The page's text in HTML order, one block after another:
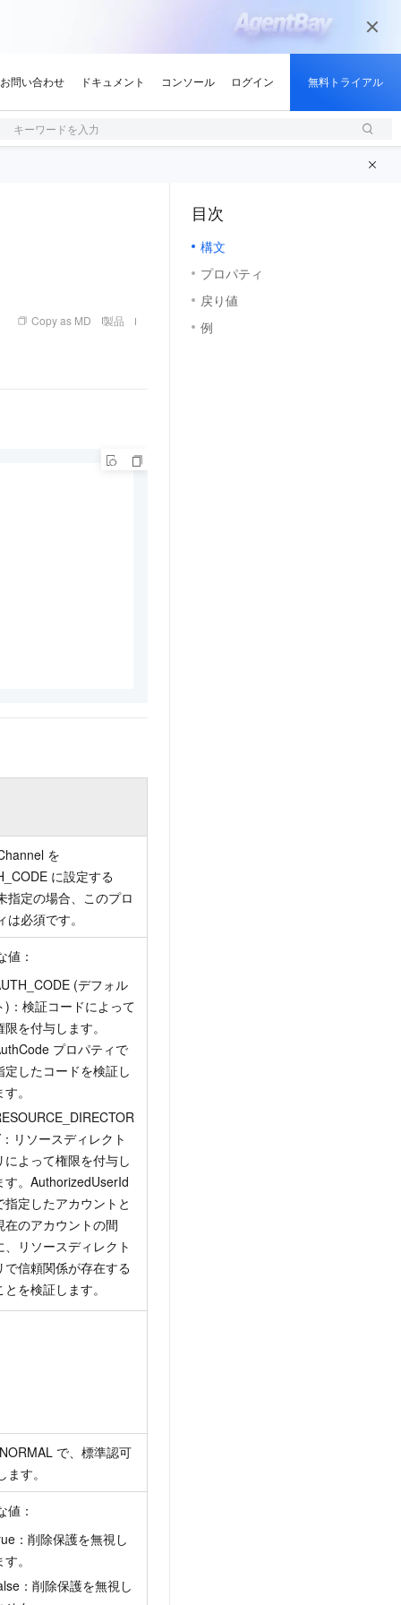
キーワードを入力
Copy as MD 製品
を
に設定する
指定の場合、このプロ
は必須です。
値：
(デフォル
)：検証コードによって
限を付与します。
プロパティで
定したコードを検証し
。
リソースディレクト
によって権限を付与し
す。AuthorizedUserId
指定したアカウントと
在のアカウントの間
、リソースディレクト
で信頼関係が存在する
とを検証します。
で、標準認可
ます。
値：
：削除保護を無視し
。
：削除保護を無視し
目次
構文
プロパティ
戻り値
例